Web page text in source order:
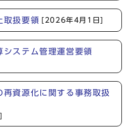
取扱要領 [2026年4月1日]
システム管理運営要領
再資源化に関する事務取扱